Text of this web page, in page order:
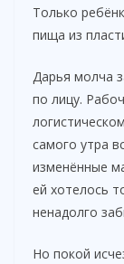
Только
пища из
Дарья молча
по лицу.
самого утра
изменённые
ей хотелось
ненадолго
Но покой